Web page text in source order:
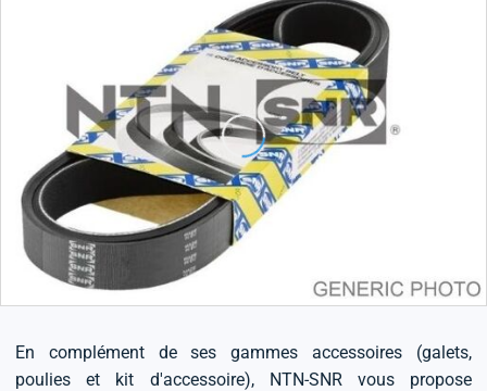
En complément de ses gammes accessoires (galets,
poulies et kit d'accessoire), NTN-SNR vous propose